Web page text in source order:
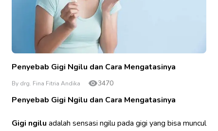
Penyebab Gigi Ngilu dan Cara Mengatasinya
By drg. Fina Fitria Andika 3470
Penyebab Gigi Ngilu dan Cara Mengatasinya
Gigi ngilu adalah sensasi ngilu pada gigi yang bisa muncul